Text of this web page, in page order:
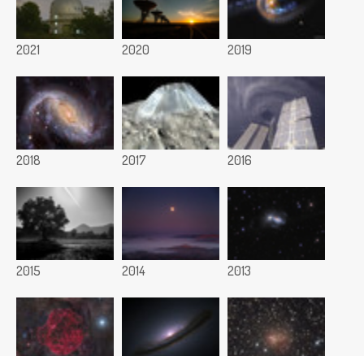
2021 2020 2019
2018 2017 2016
2015 2014 2013